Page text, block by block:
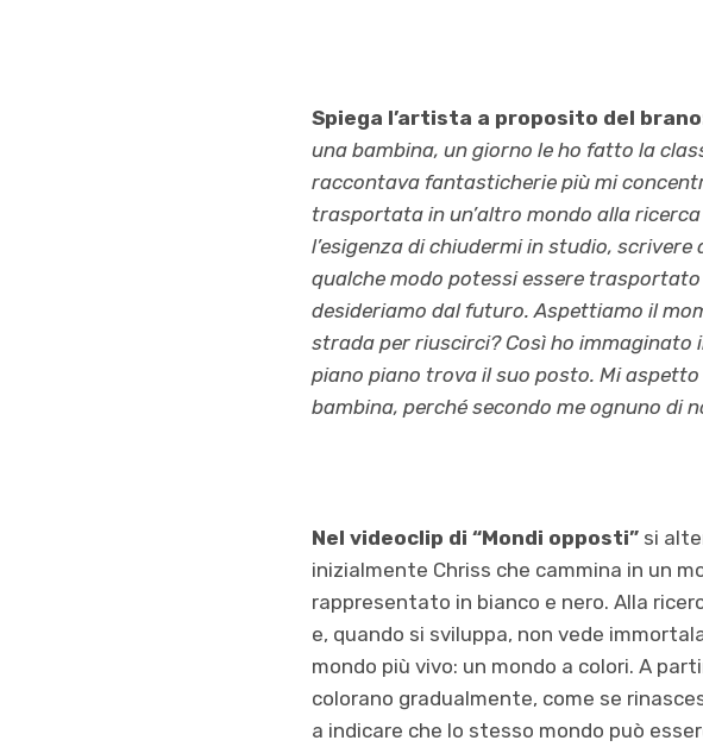
Spiega l’artista a proposito del
una bambina, un giorno le ho fatto la
raccontava fantasticherie più mi
trasportata in un’altro mondo alla
l’esigenza di chiudermi in studio,
qualche modo potessi essere
desideriamo dal futuro. Aspettiamo il
strada per riuscirci? Così ho immaginato
piano piano trova il suo posto. Mi
bambina, perché secondo me ognuno di
Nel videoclip di “Mondi opposti” si
inizialmente Chriss che cammina in un
rappresentato in bianco e nero. Alla
e, quando si sviluppa, non vede
mondo più vivo: un mondo a colori. A
colorano gradualmente, come se
a indicare che lo stesso mondo può